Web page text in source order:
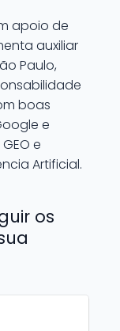
apoio de
auxiliar
Paulo,
boas
e
e
Artificial.
os